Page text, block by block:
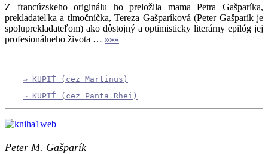
Z francúzskeho originálu ho preložila mama Petra Gašparíka,
prekladateľka a tlmočníčka, Tereza Gašparíková (Peter Gašparík je
spoluprekladateľom) ako dôstojný a optimisticky literárny epilóg jej
profesionálneho života … »»»
⇒ KUPIŤ (cez Martinus)
⇒ KUPIŤ (cez Panta Rhei)
Peter M. Gašparík